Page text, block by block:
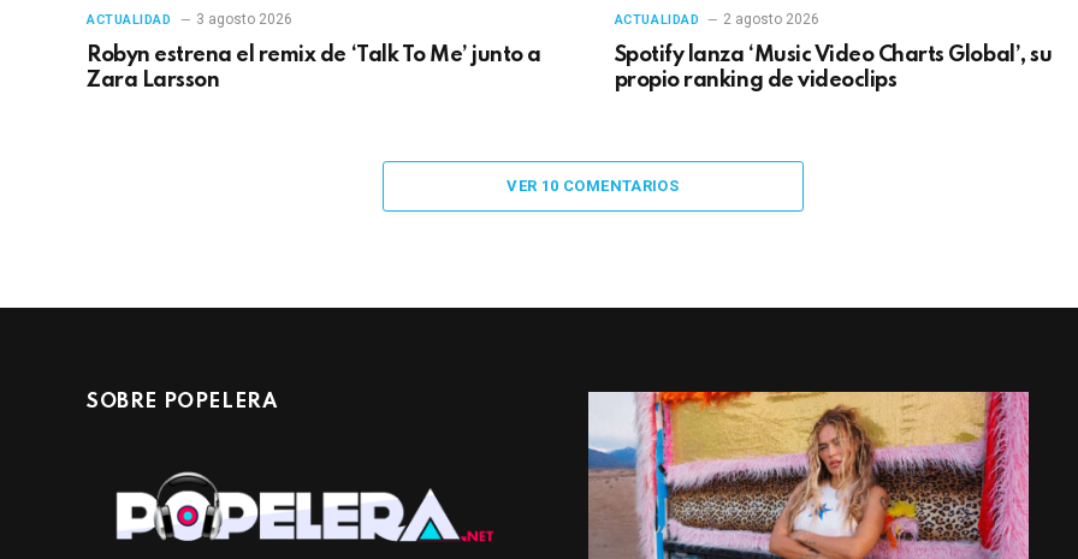
ACTUALIDAD 3 agosto 2026
Robyn estrena el remix de ‘Talk To Me’ junto a
Zara Larsson
ACTUALIDAD 2 agosto 2026
Spotify lanza ‘Music Video Charts Global’, su
propio ranking de videoclips
VER 10 COMENTARIOS
SOBRE POPELERA